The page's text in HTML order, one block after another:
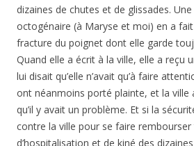
dizaines de chutes et de glissades.
octogénaire (à Maryse et moi) en a
fracture du poignet dont elle garde
Quand elle a écrit à la ville, elle a reçu
lui disait qu’elle n’avait qu’à faire
ont néanmoins porté plainte, et la ville
qu’il y avait un problème. Et si la
contre la ville pour se faire
d’hospitalisation et de kiné des